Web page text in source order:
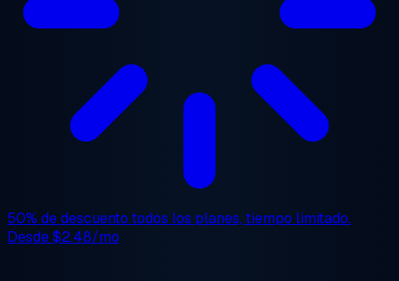
50% de descuento todos los planes, tiempo limitado.
Desde$2.48/mo